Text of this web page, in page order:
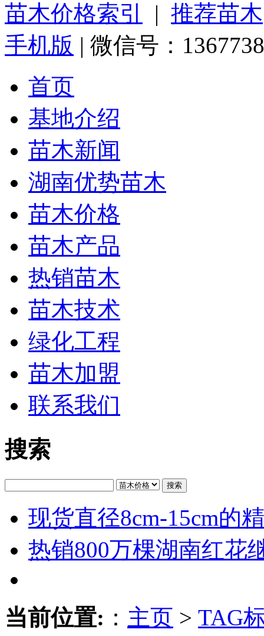
苗木价格索引
| 推荐苗木
手机版 | 微信号：
首页
基地介绍
苗木新闻
湖南优势苗木
苗木价格
苗木产品
热销苗木
苗木技术
绿化工程
苗木加盟
联系我们
搜索
搜索
现货直径8cm-15cm的
热销800万棵湖南红花
当前位置: ： 主页 > TAG